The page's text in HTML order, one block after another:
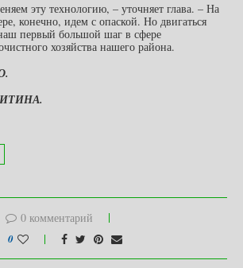
эту технологию, – уточняет глава. – На
конечно, идем с опаской. Но двигаться
первый большой шаг в сфере
хозяйства нашего района.
0 комментарий
0